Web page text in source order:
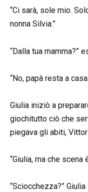
“Ci sarà, sole mio.
nonna Silvia.”
“Dalla tua mamma?”
“No, papà resta a
Giulia iniziò a
giochitutto ciò che
piegava gli abiti,
“Giulia, ma che
“Sciocchezza?”